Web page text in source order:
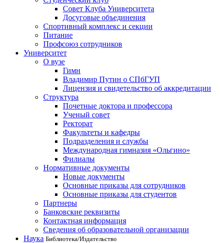
Совет Клуба Университета
Досуговые объединения
Спортивный комплекс и секции
Питание
Профсоюз сотрудников
Университет
О вузе
Гимн
Владимир Путин о СПбГУП
Лицензия и свидетельство об аккредитации
Структура
Почетные доктора и профессора
Ученый совет
Ректорат
Факультеты и кафедры
Подразделения и службы
Международная гимназия «Ольгино»
Филиалы
Нормативные документы
Новые документы
Основные приказы для сотрудников
Основные приказы для студентов
Партнеры
Банковские реквизиты
Контактная информация
Сведения об образовательной организации
Наука Библиотека/Издательство